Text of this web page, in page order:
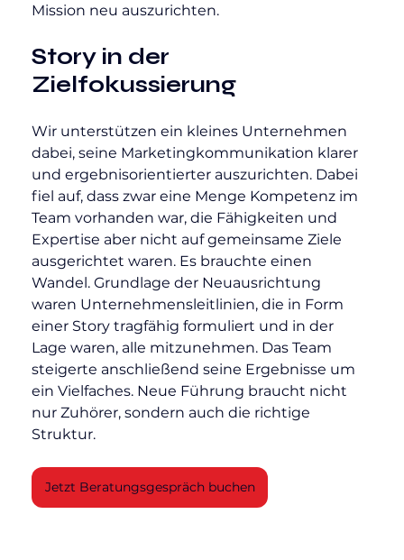
Mission neu auszurichten.
Story in der
Zielfokussierung
Wir unterstützen ein kleines Unternehmen
dabei, seine Marketingkommunikation klarer
und ergebnisorientierter auszurichten. Dabei
fiel auf, dass zwar eine Menge Kompetenz im
Team vorhanden war, die Fähigkeiten und
Expertise aber nicht auf gemeinsame Ziele
ausgerichtet waren. Es brauchte einen
Wandel. Grundlage der Neuausrichtung
waren Unternehmensleitlinien, die in Form
einer Story tragfähig formuliert und in der
Lage waren, alle mitzunehmen. Das Team
steigerte anschließend seine Ergebnisse um
ein Vielfaches. Neue Führung braucht nicht
nur Zuhörer, sondern auch die richtige
Struktur.
Jetzt Beratungsgespräch buchen